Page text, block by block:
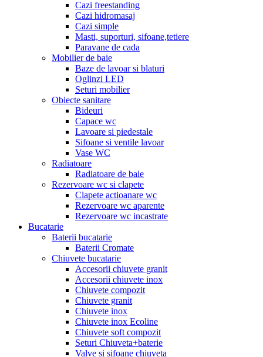
Cazi freestanding
Cazi hidromasaj
Cazi simple
Masti, suporturi, sifoane,tetiere
Paravane de cada
Mobilier de baie
Baze de lavoar si blaturi
Oglinzi LED
Seturi mobilier
Obiecte sanitare
Bideuri
Capace wc
Lavoare si piedestale
Sifoane si ventile lavoar
Vase WC
Radiatoare
Radiatoare de baie
Rezervoare wc si clapete
Clapete actioanare wc
Rezervoare wc aparente
Rezervoare wc incastrate
Bucatarie
Baterii bucatarie
Baterii Cromate
Chiuvete bucatarie
Accesorii chiuvete granit
Accesorii chiuvete inox
Chiuvete compozit
Chiuvete granit
Chiuvete inox
Chiuvete inox Ecoline
Chiuvete soft compozit
Seturi Chiuveta+baterie
Valve si sifoane chiuveta